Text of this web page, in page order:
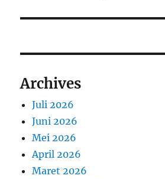
Archives
Juli 2026
Juni 2026
Mei 2026
April 2026
Maret 2026